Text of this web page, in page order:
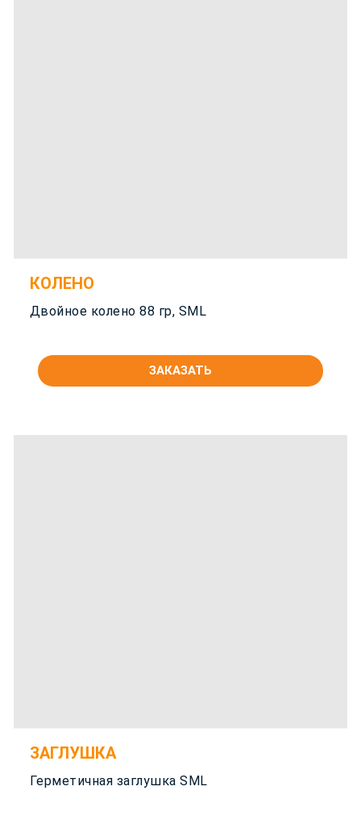
КОЛЕНО
Двойное колено 88 гр, SML
ЗАКАЗАТЬ
ЗАГЛУШКА
Герметичная заглушка SML